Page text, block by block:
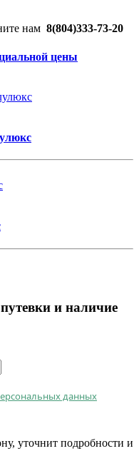
нам 8(804)333-73-20
цены
и наличие
данных
уточнит подробности и